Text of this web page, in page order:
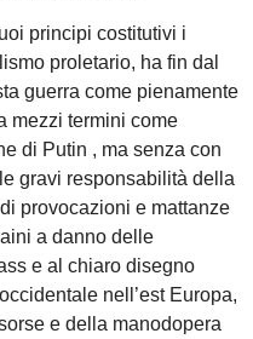
principi costitutivi i
proletario, ha fin dal
guerra come pienamente
mezzi termini come
di Putin , ma senza con
gravi responsabilità della
provocazioni e mattanze
a danno delle
e al chiaro disegno
nell’est Europa,
e della manodopera